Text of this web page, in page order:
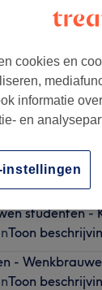
- Knippen
studenten -
Toon
-
Toon
cookies en
informatie
en
instellingen